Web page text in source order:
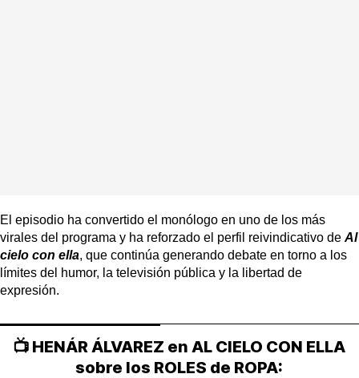
El episodio ha convertido el monólogo en uno de los más
virales del programa y ha reforzado el perfil reivindicativo de Al
cielo con ella, que continúa generando debate en torno a los
límites del humor, la televisión pública y la libertad de
expresión.
📺 HENÁR ÁLVAREZ en AL CIELO CON ELLA
sobre los ROLES de ROPA: